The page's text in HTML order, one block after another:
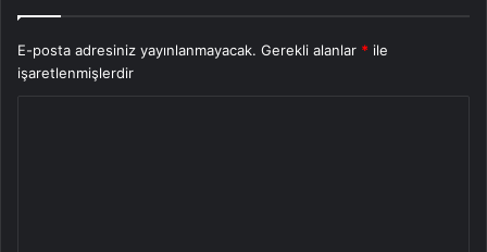
E-posta adresiniz yayınlanmayacak. Gerekli alanlar * ile
işaretlenmişlerdir